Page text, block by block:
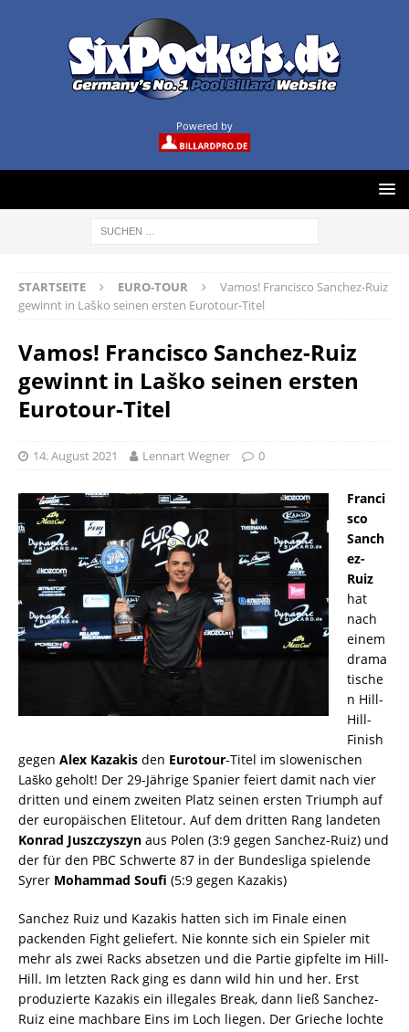
Powered by
STARTSEITE EURO-TOUR
Vamos! Francisco Sanchez-Ruiz
gewinnt in Laško seinen ersten Eurotour-Titel
Vamos! Francisco Sanchez-Ruiz
gewinnt in Laško seinen ersten
Eurotour-Titel
14. August 2021 Lennart Wegner 0
Franci
sco
Sanch
ez-
Ruiz
hat
nach
einem
drama
tische
n Hill-
Hill-
Finish
gegen Alex Kazakis den Eurotour-Titel im slowenischen
Laško geholt! Der 29-Jährige Spanier feiert damit nach vier
dritten und einem zweiten Platz seinen ersten Triumph auf
der europäischen Elitetour. Auf dem dritten Rang landeten
Konrad Juszczyszyn aus Polen (3:9 gegen Sanchez-Ruiz) und
der für den PBC Schwerte 87 in der Bundesliga spielende
Syrer Mohammad Soufi (5:9 gegen Kazakis)
Sanchez Ruiz und Kazakis hatten sich im Finale einen
packenden Fight geliefert. Nie konnte sich ein Spieler mit
mehr als zwei Racks absetzen und die Partie gipfelte im Hill-
Hill. Im letzten Rack ging es dann wild hin und her. Erst
produzierte Kazakis ein illegales Break, dann ließ Sanchez-
Ruiz eine machbare Eins im Loch liegen. Der Grieche lochte